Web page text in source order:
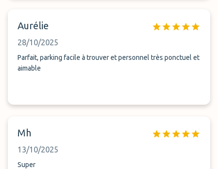
Aurélie
28/10/2025
Parfait, parking facile à trouver et personnel très ponctuel et
aimable
Mh
13/10/2025
Super